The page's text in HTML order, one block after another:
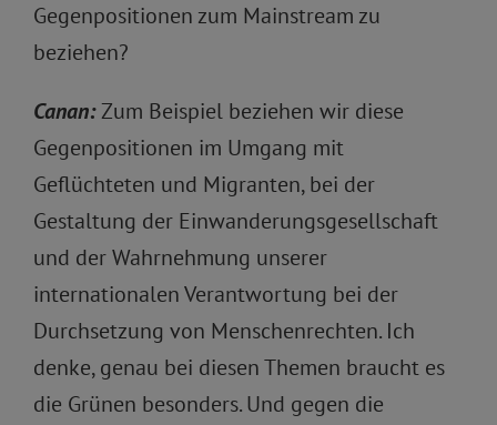
Gegenpositionen zum Mainstream zu
beziehen?
Canan:Zum Beispiel beziehen wir diese
Gegenpositionen im Umgang mit
Geflüchteten und Migranten, bei der
Gestaltung der Einwanderungsgesellschaft
und der Wahrnehmung unserer
internationalen Verantwortung bei der
Durchsetzung von Menschenrechten. Ich
denke, genau bei diesen Themen braucht es
die Grünen besonders. Und gegen die